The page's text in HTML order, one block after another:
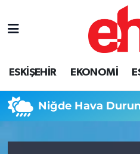
ESKİŞEHİR EKONOMİ
Niğde Hava